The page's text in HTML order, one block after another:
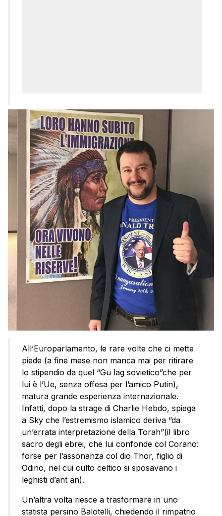
All’Europarlamento, le rare volte che ci mette
piede (a fine mese non manca mai per ritirare
lo stipendio da quel “Gu lag sovietico”che per
lui è l’Ue, senza offesa per l’amico Putin),
matura grande esperienza internazionale.
Infatti, dopo la strage di Charlie Hebdo, spiega
a Sky che l’estremismo islamico deriva “da
un’errata interpretazione della Torah”(il libro
sacro degli ebrei, che lui confonde col Corano:
forse per l’assonanza col dio Thor, figlio di
Odino, nel cui culto celtico si sposavano i
leghisti d’ant an).
Un’altra volta riesce a trasformare in uno
statista persino Balotelli, chiedendo il rimpatrio